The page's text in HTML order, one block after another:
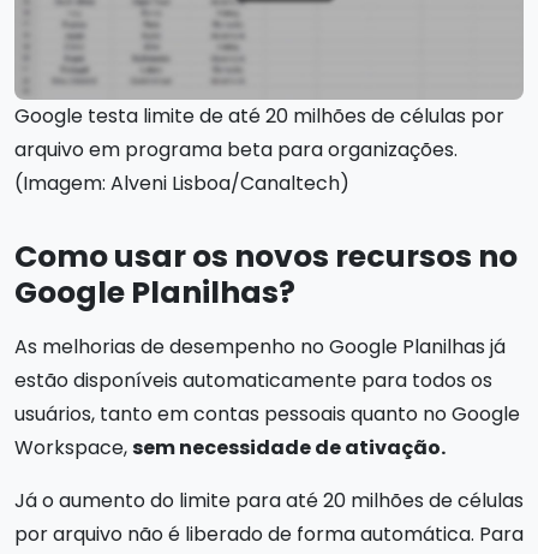
Google testa limite de até 20 milhões de células por
arquivo em programa beta para organizações.
(Imagem: Alveni Lisboa/Canaltech)
Como usar os novos recursos no
Google Planilhas?
As melhorias de desempenho no Google Planilhas já
estão disponíveis automaticamente para todos os
usuários, tanto em contas pessoais quanto no Google
Workspace,sem necessidade de ativação.
Já o aumento do limite para até 20 milhões de células
por arquivo não é liberado de forma automática. Para